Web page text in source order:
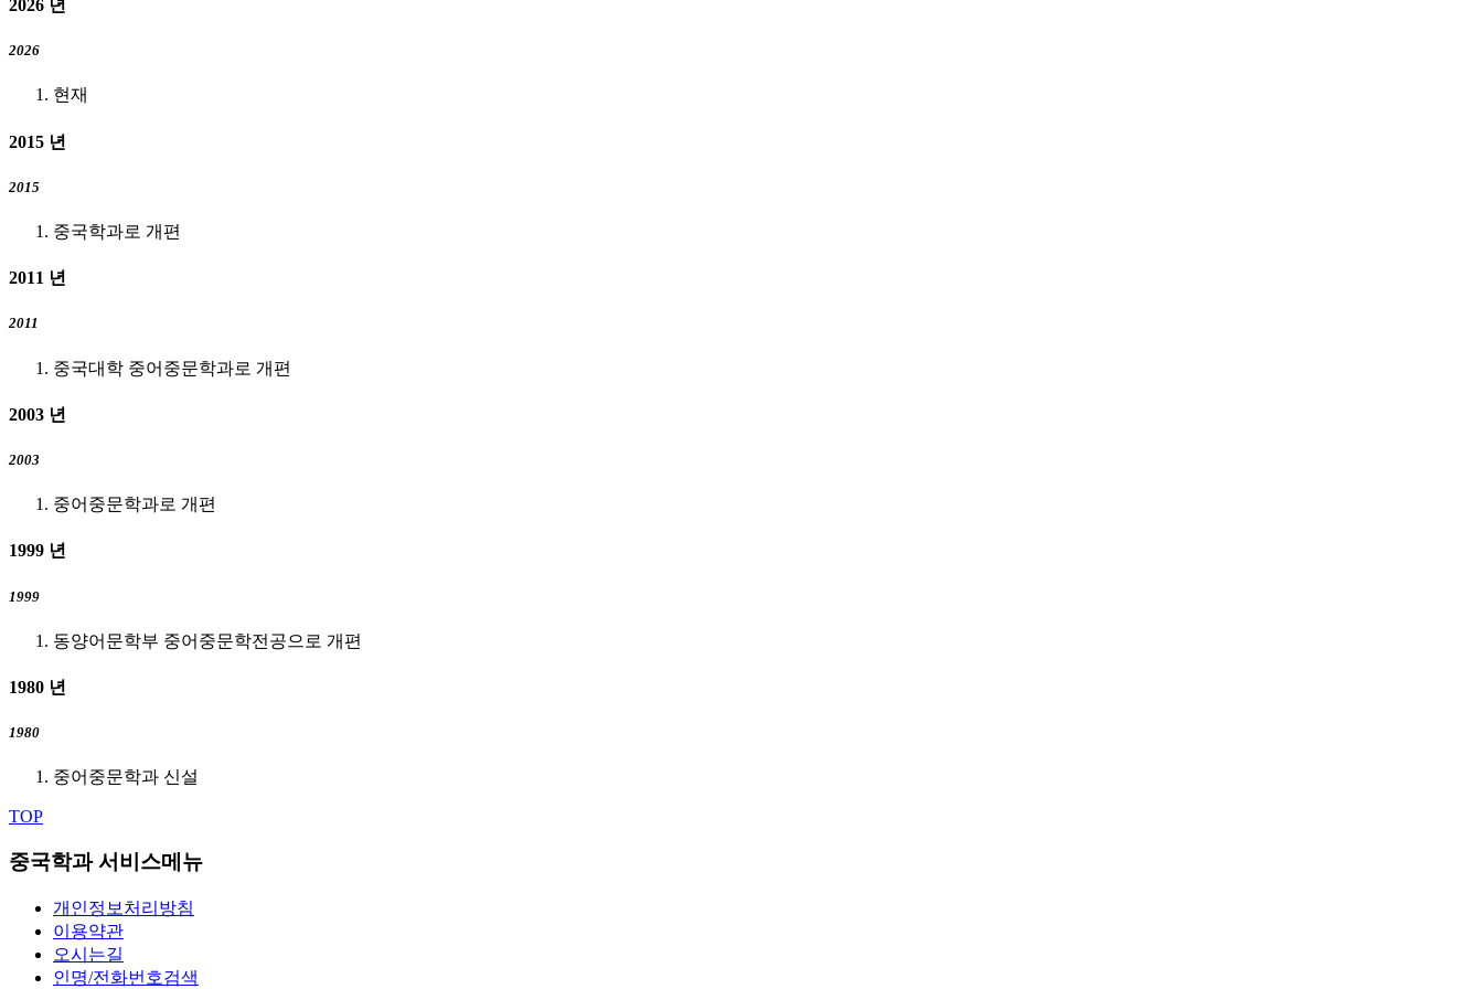
2026 년
2026
현재
2015 년
2015
중국학과로 개편
2011 년
2011
중국대학 중어중문학과로 개편
2003 년
2003
중어중문학과로 개편
1999 년
1999
동양어문학부 중어중문학전공으로 개편
1980 년
1980
중어중문학과 신설
TOP
중국학과 서비스메뉴
개인정보처리방침
이용약관
오시는길
인명/전화번호검색